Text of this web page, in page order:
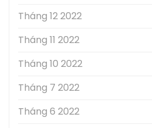
Tháng 12 2022
Tháng 11 2022
Tháng 10 2022
Tháng 7 2022
Tháng 6 2022